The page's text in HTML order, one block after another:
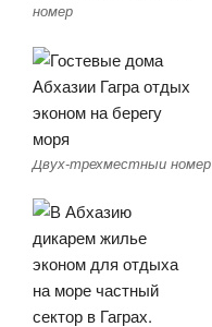
номер
Двух-трехместный номер